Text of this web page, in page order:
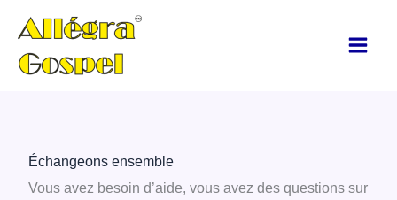
contenu
Échangeons ensemble
Vous avez besoin d’aide, vous avez des questions sur